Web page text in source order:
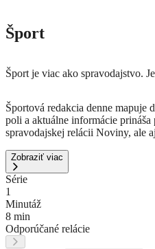
Šport
Šport je viac ako spravodajstvo.
Športová redakcia denne mapuje
poli a aktuálne informácie
spravodajskej relácii Noviny, ale
Zobraziť viac
Série
1
Minutáž
8 min
Odporúčané relácie